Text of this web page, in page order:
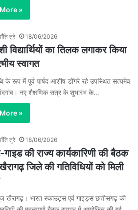
»
तुरे 18/06/2026
विद्यार्थियों का तिलक लगाकर किया
स्वागत
के रूप में पूर्व पार्षद आशीष डोंगरे रहे उपस्थित सत्यमेव
नए शैक्षणिक सत्र के शुभारंभ के…
»
तुरे 18/06/2026
की राज्य कार्यकारिणी की बैठक
जिले की गतिविधियों को मिली
खैरागढ़। भारत स्काउट्स एवं गाइड्स छत्तीसगढ़ की